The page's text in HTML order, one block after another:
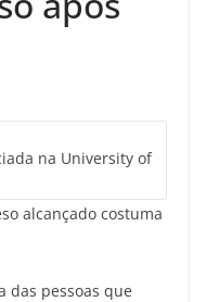
na University of
alcançado costuma
das pessoas que